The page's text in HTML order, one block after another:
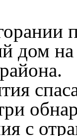
дом
с